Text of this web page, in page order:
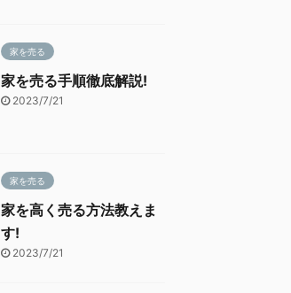
家を売る
家を売る手順徹底解説!
2023/7/21
家を売る
家を高く売る方法教えま
す!
2023/7/21